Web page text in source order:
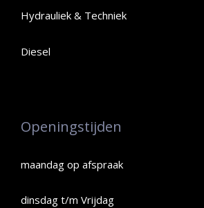
Hydrauliek & Techniek
Diesel
Openingstijden
maandag op afspraak
dinsdag t/m Vrijdag